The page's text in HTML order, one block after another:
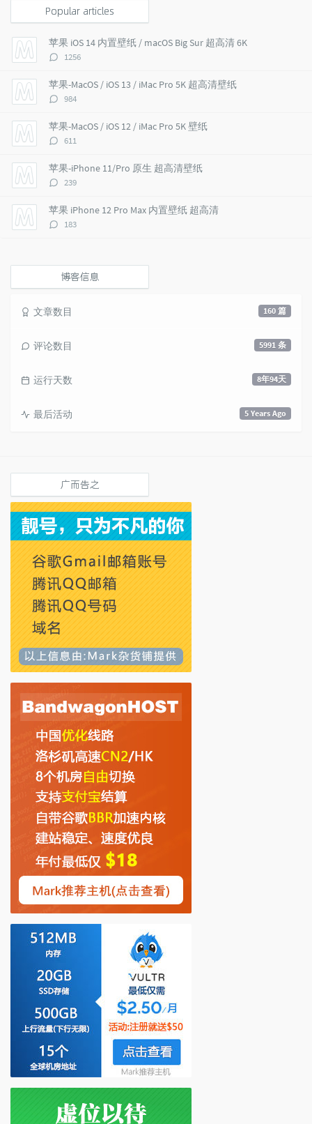
p
u
l
a
r
a
r
t
i
c
l
e
s
t
m
n
s
Popular articles
苹果 iOS 14 内置壁纸 / macOS Big Sur 超高清 6K
评
数：
1256
苹果-MacOS / iOS 13 / iMac Pro 5K 超高清壁纸
评
数：
984
苹果-MacOS / iOS 12 / iMac Pro 5K 壁纸
评
数：
611
苹果-iPhone 11/Pro 原生 超高清壁纸
评
数：
239
苹果 iPhone 12 Pro Max 内置壁纸 超高清
评
183
博客信息
160 篇
文章数目
5991 条
评论数目
8年94天
运行天数
5 Years Ago
最后活动
广而告之